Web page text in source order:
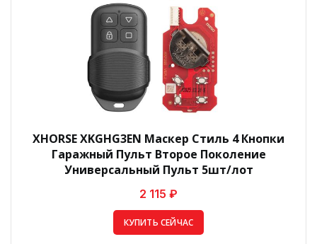
XHORSE XKGHG3EN Маскер Стиль 4 Кнопки
Гаражный Пульт Второе Поколение
Универсальный Пульт 5шт/лот
2 115 ₽
КУПИТЬ СЕЙЧАС